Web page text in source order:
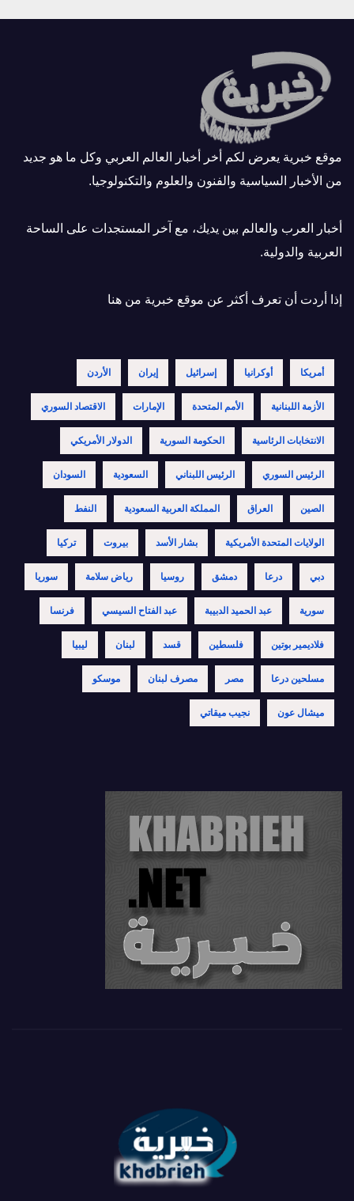
موقع خبرية يعرض لكم أخر أخبار العالم العربي وكل ما هو جديد
من الأخبار السياسية والفنون والعلوم والتكنولوجيا.
أخبار العرب والعالم بين يديك، مع آخر المستجدات على الساحة
العربية والدولية.
إذا أردت أن تعرف أكثر عن موقع خبرية من هنا
أمريكا أوكرانيا إسرائيل إيران الأردن
الأزمة اللبنانية الأمم المتحدة الإمارات الاقتصاد السوري
الانتخابات الرئاسية الحكومة السورية الدولار الأمريكي
الرئيس السوري الرئيس اللبناني السعودية السودان
الصين العراق المملكة العربية السعودية النفط
الولايات المتحدة الأمريكية بشار الأسد بيروت تركيا
دبي درعا دمشق روسيا رياض سلامة سوريا
سورية عبد الحميد الدبيبة عبد الفتاح السيسي فرنسا
فلاديمير بوتين فلسطين قسد لبنان ليبيا
مسلحين درعا مصر مصرف لبنان موسكو
ميشال عون نجيب ميقاتي